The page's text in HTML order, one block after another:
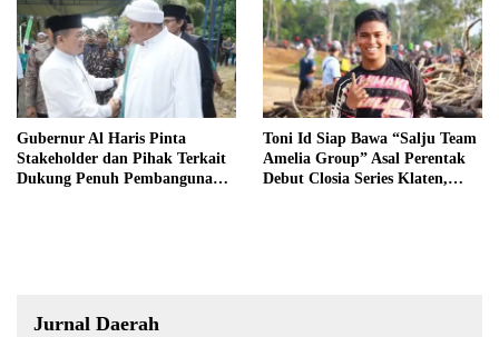
Gubernur Al Haris Pinta
Stakeholder dan Pihak Terkait
Dukung Penuh Pembangunan
Toni Id Siap Bawa “Salju Team
Amelia Group” Asal Perentak
Debut Closia Series Klaten,
Jurnal Daerah